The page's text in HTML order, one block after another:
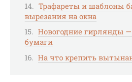
Трафареты и шаблоны
вырезания на окна
Новогодние гирлянды —
бумаги
На что крепить